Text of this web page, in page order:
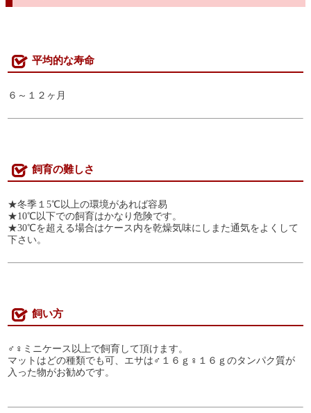
平均的な寿命
６～１２ヶ月
飼育の難しさ
★冬季１5℃以上の環境があれば容易
★10℃以下での飼育はかなり危険です。
★30℃を超える場合はケース内を乾燥気味にしまた通気をよくして
下さい。
飼い方
♂♀ミニケース以上で飼育して頂けます。
マットはどの種類でも可、エサは♂１６ｇ♀１６ｇのタンパク質が
入った物がお勧めです。